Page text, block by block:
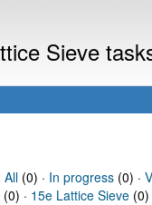
Sieve
All(0) · In progress(0) ·
· 15e Lattice Sieve (0)